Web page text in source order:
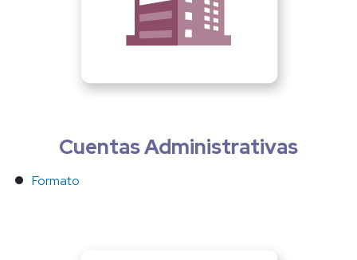
Cuentas Administrativas
Formato